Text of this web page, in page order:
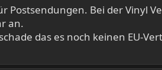
Postsendungen. Bei der Vinyl
an.
das es noch keinen EU-